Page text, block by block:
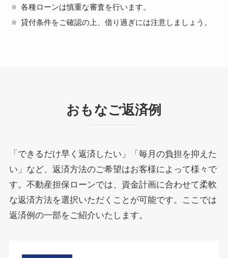
各種ローンは慎重な審査を行います。
貸付条件をご確認の上、借り過ぎには注意しましょう。
おもなご返済例
「できるだけ早く返済したい」「毎月の負担を抑えた
い」など、返済方法のご希望はお客様によって様々で
す。不動産担保ローンでは、資金計画に合わせて柔軟
な返済方法を選択いただくことが可能です。ここでは
返済例の一部をご紹介いたします。